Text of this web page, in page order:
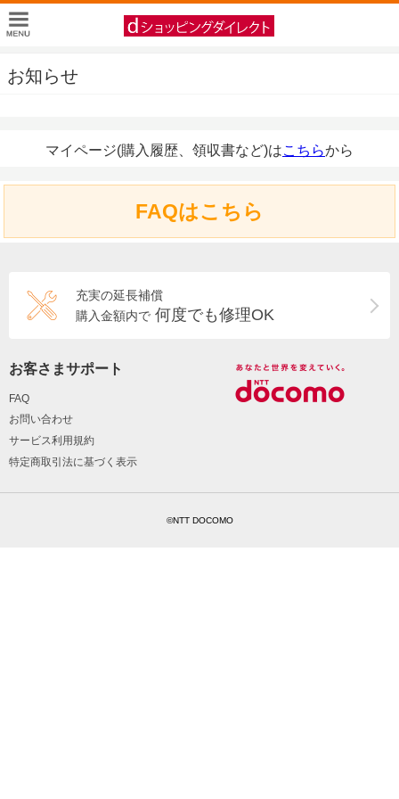
お知らせ
マイページ(購入履歴、領収書など)はこちらから
FAQはこちら
充実の延長補償
購入金額内で 何度でも修理OK
お客さまサポート
FAQ
お問い合わせ
サービス利用規約
特定商取引法に基づく表示
©NTT DOCOMO